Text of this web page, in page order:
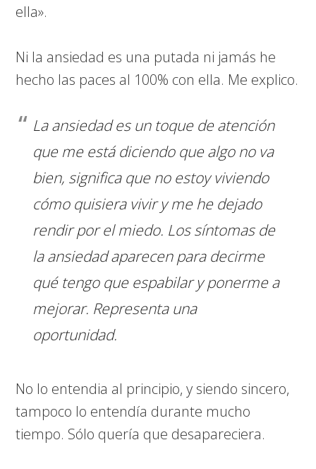
ella».
Ni la ansiedad es una putada ni jamás he
hecho las paces al 100% con ella. Me explico.
La ansiedad es un toque de atención
que me está diciendo que algo no va
bien, significa que no estoy viviendo
cómo quisiera vivir y me he dejado
rendir por el miedo. Los síntomas de
la ansiedad aparecen para decirme
qué tengo que espabilar y ponerme a
mejorar. Representa una
oportunidad.
No lo entendia al principio, y siendo sincero,
tampoco lo entendía durante mucho
tiempo. Sólo quería que desapareciera.